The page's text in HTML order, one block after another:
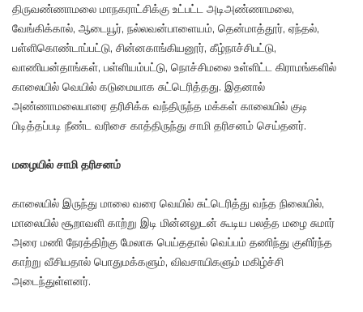
திருவண்ணாமலை மாநகராட்சிக்கு உட்பட்ட அடிஅண்ணாமலை,
வேங்கிக்கால், ஆடையூர், நல்லவன்பாளையம், தென்மாத்தூர், ஏந்தல்,
பள்ளிகொண்டாப்பட்டு, சின்னகாங்கியனூர், கீழ்நாச்சிபட்டு,
வாணியன்தாங்கள், பள்ளியம்பட்டு, நொச்சிமலை உள்ளிட்ட கிராமங்களில்
காலையில் வெயில் கடுமையாக சுட்டெரித்தது. இதனால்
அண்ணாமலையாரை தரிசிக்க வந்திருந்த மக்கள் காலையில் குடி
பிடித்தப்படி நீண்ட வரிசை காத்திருந்து சாமி தரிசனம் செய்தனர்.
மழையில் சாமி தரிசனம்
காலையில் இருந்து மாலை வரை வெயில் சுட்டெரித்து வந்த நிலையில்,
மாலையில் சூறாவளி காற்று இடி மின்னலுடன் கூடிய பலத்த மழை சுமார்
அரை மணி நேரத்திற்கு மேலாக பெய்ததால் வெப்பம் தணிந்து குளிர்ந்த
காற்று வீசியதால் பொதுமக்களும், விவசாயிகளும் மகிழ்ச்சி
அடைந்துள்ளனர்.